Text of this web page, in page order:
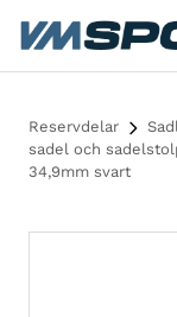
Hoppa till innehåll
Reservdelar
sadel och
34,9mm svart